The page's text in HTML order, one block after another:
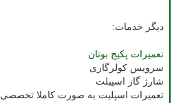
دیگر خدمات:
تعمیرات پکیج بوتان
سرویس کولرگازی
شارژ گاز اسپیلت
تعمیرات اسپلیت به صورت کاملا تخصصی